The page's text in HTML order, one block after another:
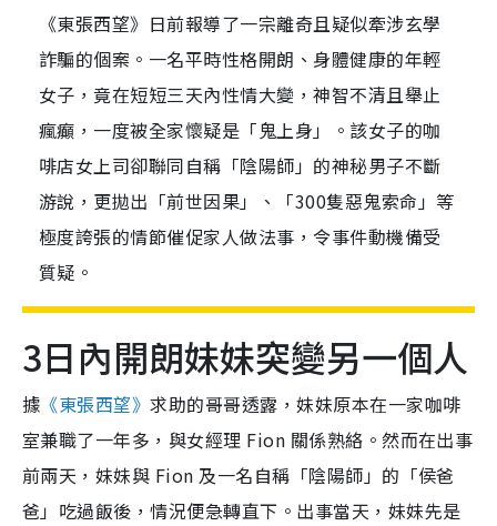
《東張西望》日前報導了一宗離奇且疑似牽涉玄學
詐騙的個案。一名平時性格開朗、身體健康的年輕
女子，竟在短短三天內性情大變，神智不清且舉止
瘋癲，一度被全家懷疑是「鬼上身」。該女子的咖
啡店女上司卻聯同自稱「陰陽師」的神秘男子不斷
游說，更拋出「前世因果」、「300隻惡鬼索命」等
極度誇張的情節催促家人做法事，令事件動機備受
質疑。
3日內開朗妹妹突變另一個人
據 《東張西望》求助的哥哥透露，妹妹原本在一家咖啡
室兼職了一年多，與女經理 Fion 關係熟絡。然而在出事
前兩天，妹妹與 Fion 及一名自稱「陰陽師」的「侯爸
爸」吃過飯後，情況便急轉直下。出事當天，妹妹先是